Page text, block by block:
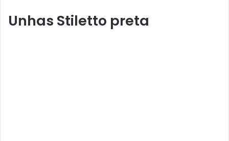
Unhas Stiletto preta